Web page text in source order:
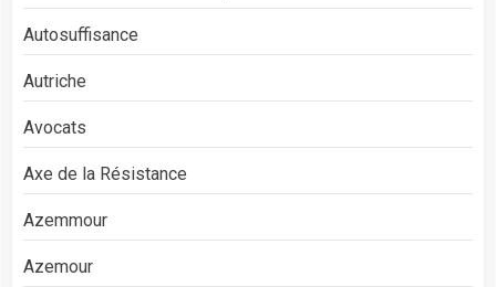
Autosuffisance
Autriche
Avocats
Axe de la Résistance
Azemmour
Azemour